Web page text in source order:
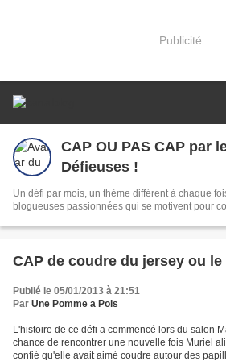
Publicité
CAP OU PAS CAP par
Défieuses !
Un défi par mois, un thème différent à chaque
blogueuses passionnées qui se motivent pour
CAP de coudre du jersey ou
Publié le 05/01/2013 à 21:51
Par Une Pomme a Pois
L'histoire de ce défi a commencé lors du salon
chance de rencontrer une nouvelle fois Muriel
confié qu'elle avait aimé coudre autour des